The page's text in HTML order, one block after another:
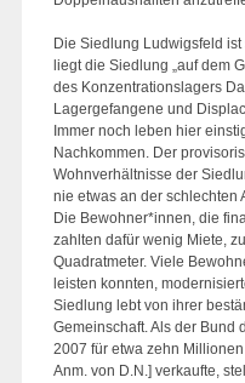
Die Siedlung Ludwigsfeld
liegt die Siedlung „auf dem
des Konzentrationslagers
Lagergefangene und
Immer noch leben hier
Nachkommen. Der
Wohnverhältnisse der
nie etwas an der schlechten
Die Bewohner*innen, die
zahlten dafür wenig Miete,
Quadratmeter. Viele
leisten konnten,
Siedlung lebt von ihrer
Gemeinschaft. Als der Bund
2007 für etwa zehn
Anm. von D.N.] verkaufte,